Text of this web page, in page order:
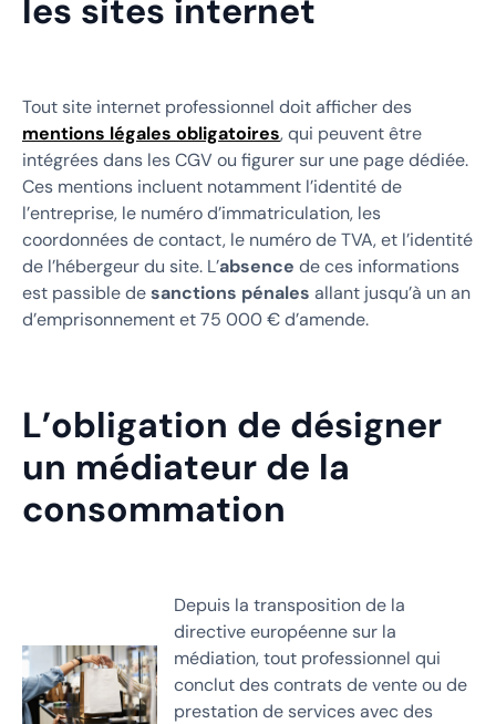
les sites internet
Tout site internet professionnel doit afficher des
mentions légales obligatoires, qui peuvent être
intégrées dans les CGV ou figurer sur une page dédiée.
Ces mentions incluent notamment l’identité de
l’entreprise, le numéro d’immatriculation, les
coordonnées de contact, le numéro de TVA, et l’identité
de l’hébergeur du site. L’absence de ces informations
est passible desanctions pénales allant jusqu’à un an
d’emprisonnement et 75 000 € d’amende.
L’obligation de désigner
un médiateur de la
consommation
Depuis la transposition de la
directive européenne sur la
médiation, tout professionnel qui
conclut des contrats de vente ou de
prestation de services avec des